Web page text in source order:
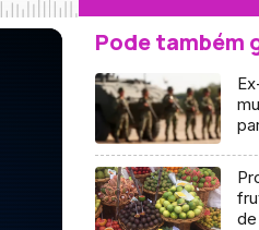
Pode também